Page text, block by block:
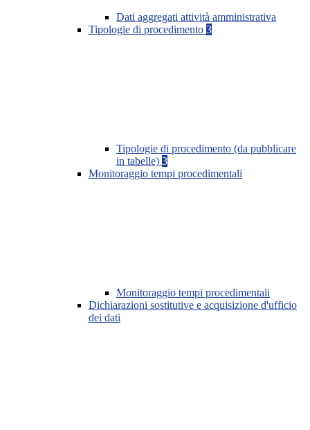
Dati aggregati attività amministrativa
Tipologie di procedimento 3
Tipologie di procedimento (da pubblicare
in tabelle) 3
Monitoraggio tempi procedimentali
Monitoraggio tempi procedimentali
Dichiarazioni sostitutive e acquisizione d'ufficio
dei dati